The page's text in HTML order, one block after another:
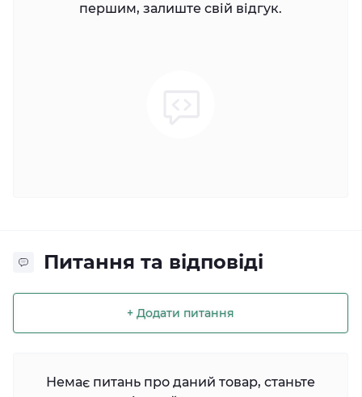
першим, залиште свій відгук.
Питання та відповіді
+ Додати питання
Немає питань про даний товар, станьте